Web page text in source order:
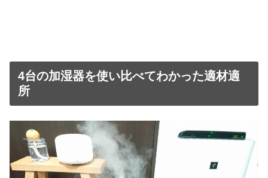
4台の加湿器を使い比べてわかった適材適
所